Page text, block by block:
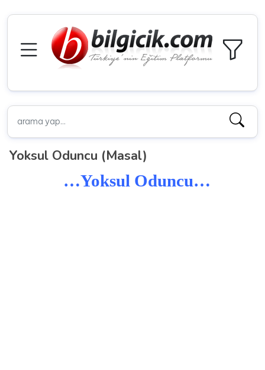
Yoksul Oduncu (Masal)
…Yoksul Oduncu…